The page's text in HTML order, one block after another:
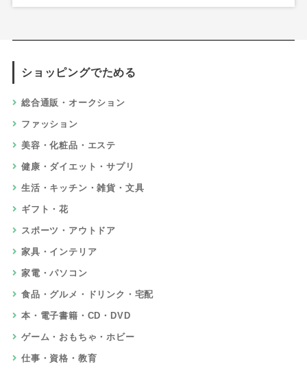
ショッピングでためる
総合通販・オークション
ファッション
美容・化粧品・エステ
健康・ダイエット・サプリ
生活・キッチン・雑貨・文具
ギフト・花
スポーツ・アウトドア
家具・インテリア
家電・パソコン
食品・グルメ・ドリンク・宅配
本・電子書籍・CD・DVD
ゲーム・おもちゃ・ホビー
仕事・資格・教育